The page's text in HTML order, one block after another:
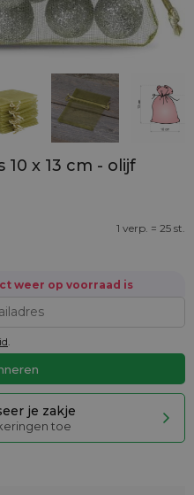
10 x 13 cm - olijf
1 verp. = 25 st.
weer op voorraad is
.
je zakje
toe